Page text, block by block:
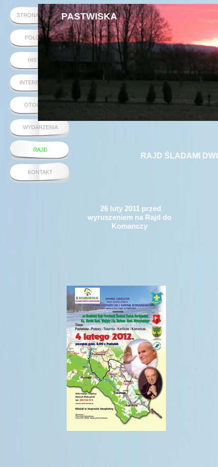
STRONA GŁÓWNA
POŁOŻENIE
HISTORIA
INTERESUJĄCE
OTOCZENIE
WYDARZENIA
RAJD
KONTAKT
PASTWISKA
RAJD ŚLADAMI
26 luty 2011 przed
wyruszeniem na Rajd do
Komanczy